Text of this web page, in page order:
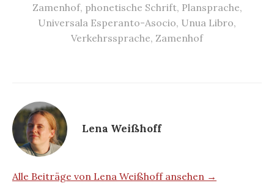
Zamenhof, phonetische Schrift, Plansprache,
Universala Esperanto-Asocio, Unua Libro,
Verkehrssprache, Zamenhof
Lena Weißhoff
Alle Beiträge von Lena Weißhoff ansehen →